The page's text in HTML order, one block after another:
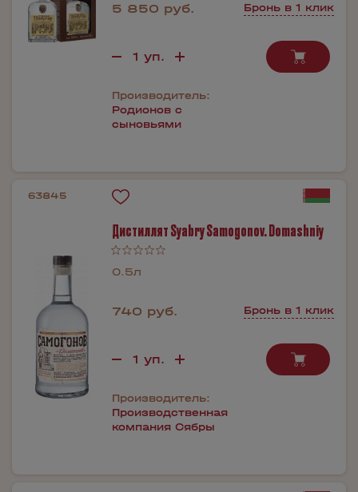
5 850 руб. Бронь в 1 клик
Производитель:
Родионов с
сыновьями
63845
Дистиллят Syabry Samogonov. Domashniy
0.5л
740 руб. Бронь в 1 клик
Производитель:
Производственная
компания Сябры